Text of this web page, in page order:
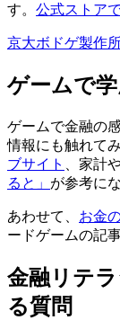
す。 公式ストア
京大ボドゲ製作
ゲームで
ゲームで金融の
情報にも触れて
ブサイト
、家計
ると」 が参考に
あわせて、 お金
ードゲームの記
金融リテ
る質問